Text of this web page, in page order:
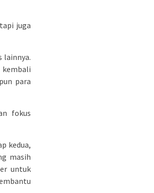
juga
lainnya.
para
fokus
kedua,
masih
untuk